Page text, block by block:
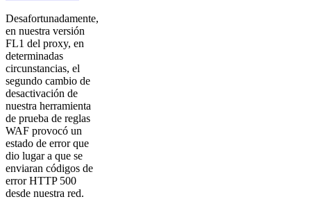
Desafortunadamente,
en nuestra versión
FL1 del proxy, en
determinadas
circunstancias, el
segundo cambio de
desactivación de
nuestra herramienta
de prueba de reglas
WAF provocó un
estado de error que
dio lugar a que se
enviaran códigos de
error HTTP 500
desde nuestra red.